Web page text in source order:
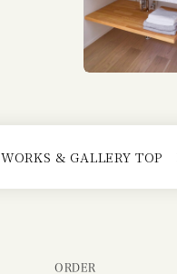
WORKS & GALLERY TOP
ORDER